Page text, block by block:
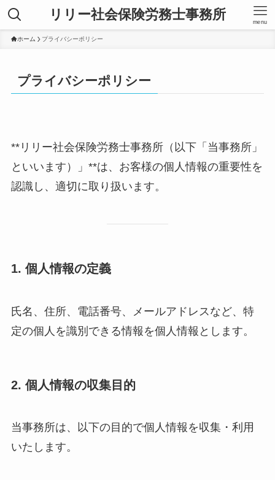
リリー社会保険労務士事務所 menu
ホーム プライバシーポリシー
プライバシーポリシー
**リリー社会保険労務士事務所（以下「当事務所」
といいます）」**は、お客様の個人情報の重要性を
認識し、適切に取り扱います。
1. 個人情報の定義
氏名、住所、電話番号、メールアドレスなど、特
定の個人を識別できる情報を個人情報とします。
2. 個人情報の収集目的
当事務所は、以下の目的で個人情報を収集・利用
いたします。